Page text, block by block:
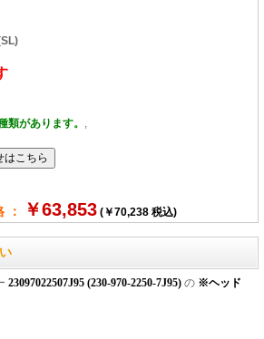
類があります。
： ￥63,853 (￥70,238 税込)
23097022507J95 (230-970-2250-7J95) の ※ヘッド